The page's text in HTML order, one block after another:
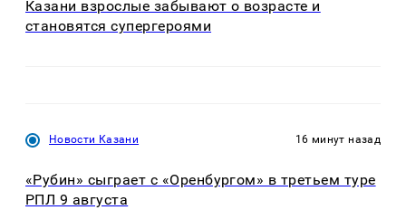
Казани взрослые забывают о возрасте и
становятся супергероями
Новости Казани 16 минут назад
«Рубин» сыграет с «Оренбургом» в третьем туре
РПЛ 9 августа